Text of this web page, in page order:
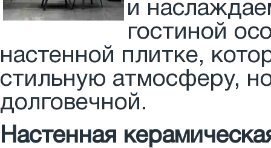
и
гостиной
настенной плитке,
стильную атмосферу,
долговечной.
Настенная